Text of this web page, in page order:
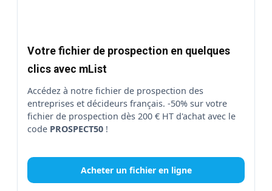
Votre fichier de prospection en quelques
clics avec mList
Accédez à notre fichier de prospection des
entreprises et décideurs français. -50% sur votre
fichier de prospection dès 200 € HT d'achat avec le
code PROSPECT50 !
Acheter un fichier en ligne